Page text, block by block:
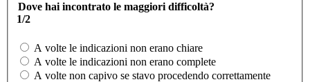
Dove hai incontrato le maggiori difficoltà?
1/2
A volte le indicazioni non erano chiare
A volte le indicazioni non erano complete
A volte non capivo se stavo procedendo correttamente